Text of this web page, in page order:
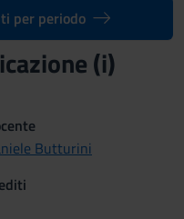
per periodo
(i)
Butturini